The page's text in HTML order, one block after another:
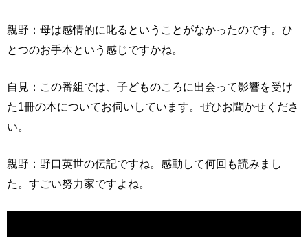
親野：母は感情的に叱るということがなかったのです。ひ
とつのお手本という感じですかね。
自見：この番組では、子どものころに出会って影響を受け
た1冊の本についてお伺いしています。ぜひお聞かせくださ
い。
親野：野口英世の伝記ですね。感動して何回も読みまし
た。すごい努力家ですよね。